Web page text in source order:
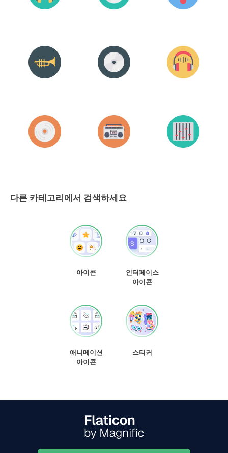
다른 카테고리에서 검색하세요
아이콘
인터페이스
아이콘
애니메이션
아이콘
스티커